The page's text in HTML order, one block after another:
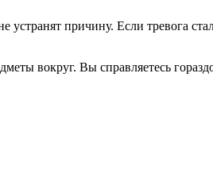
причину. Если тревога
вокруг. Вы справляетесь